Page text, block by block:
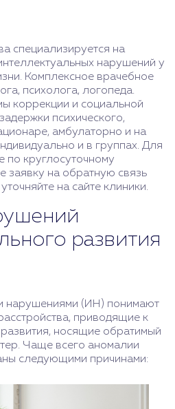
специализируется на
нарушений у
Комплексное врачебное
психолога, логопеда.
коррекции и социальной
психического,
амбулаторно и на
и в группах. Для
по круглосуточному
заявку на обратную связь
на сайте клиники.
развития
нарушениями (ИН) понимают
приводящие к
носящие обратимый
Чаще всего аномалии
следующими причинами: